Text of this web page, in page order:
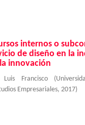
internos o
de diseño en la
innovación
Francisco (
Empresariales, 2017)